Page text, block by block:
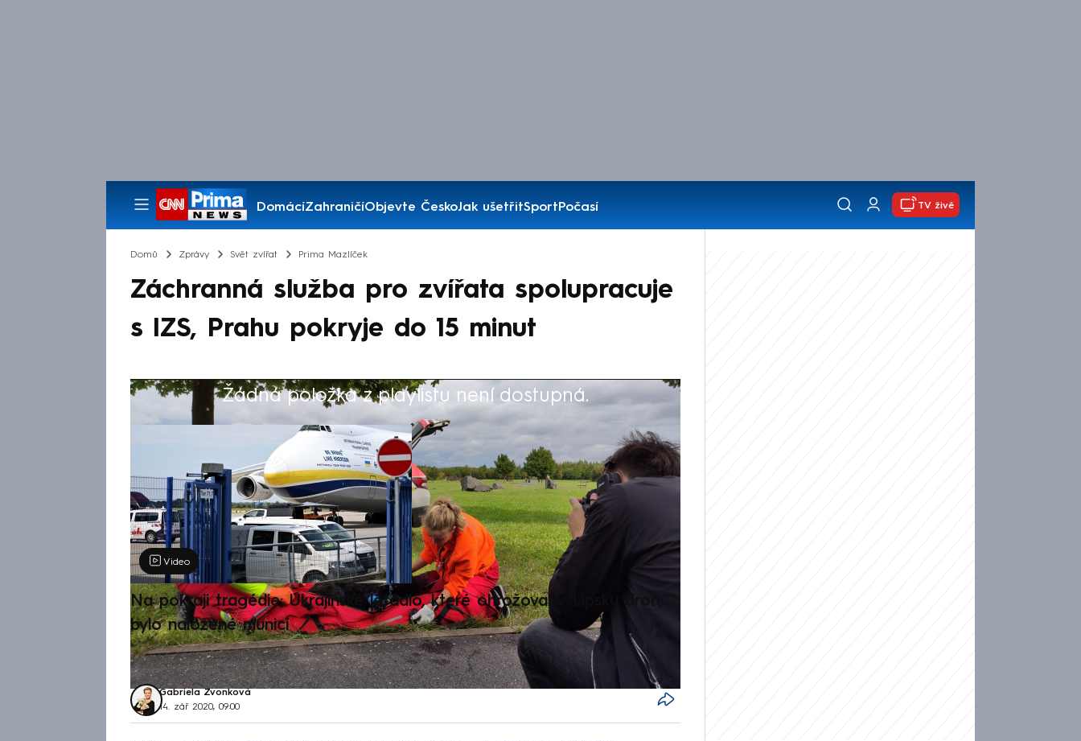
DomácíZahraničíObjevte ČeskoJak ušetřitSportPočasí
Pořady
TV živě
Domů Zprávy Svět zvířat Prima Mazlíček
Záchranná služba pro zvířata spolupracuje
s IZS, Prahu pokryje do 15 minut
Žádná položka z playlistu není dostupná.
Výběr redakce
Video
Na pokraji tragédie: Ukrajinské letadlo, které ohrožoval v Lipsku dron,
bylo naložené municí
Gabriela Zvonková
14. zář 2020, 09:00